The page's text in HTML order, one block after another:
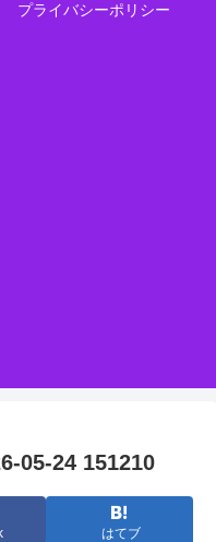
プライバシーポリシー
05-24 151210
はてブ